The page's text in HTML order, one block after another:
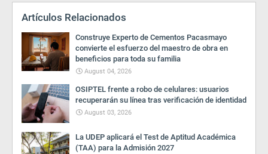
Artículos Relacionados
Construye Experto de Cementos Pacasmayo
convierte el esfuerzo del maestro de obra en
beneficios para toda su familia
August 04, 2026
OSIPTEL frente a robo de celulares: usuarios
recuperarán su línea tras verificación de identidad
August 03, 2026
La UDEP aplicará el Test de Aptitud Académica
(TAA) para la Admisión 2027